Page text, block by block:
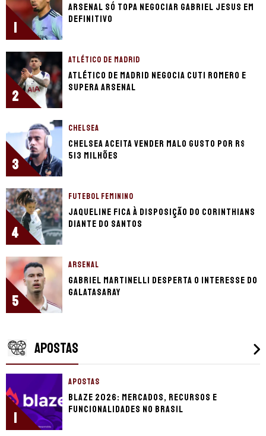
1
Arsenal só topa negociar Gabriel Jesus em
definitivo
2
ATLÉTICO DE MADRID
Atlético de Madrid negocia Cuti Romero e
supera Arsenal
3
CHELSEA
Chelsea aceita vender Malo Gusto por R$
513 milhões
4
FUTEBOL FEMININO
Jaqueline fica à disposição do Corinthians
diante do Santos
5
ARSENAL
Gabriel Martinelli desperta o interesse do
Galatasaray
APOSTAS
1
APOSTAS
Blaze 2026: mercados, recursos e
funcionalidades no Brasil